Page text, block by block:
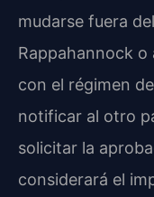
mudarse fuera
Rappahannock
con el régimen
notificar al otro
solicitar la
considerará el